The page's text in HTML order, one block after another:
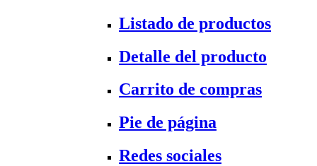
Listado de productos
Detalle del producto
Carrito de compras
Pie de página
Redes sociales